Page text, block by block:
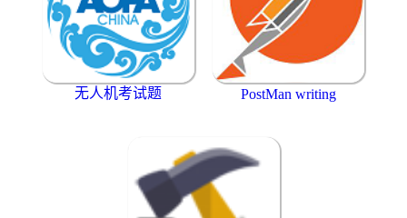
无人机考试题 PostMan writing